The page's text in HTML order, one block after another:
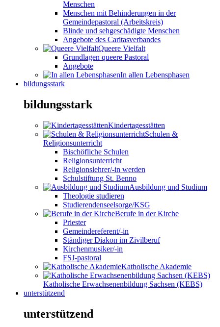
Menschen
Menschen mit Behinderungen in der
Gemeindepastoral (Arbeitskreis)
Blinde und sehgeschädigte Menschen
Angebote des Caritasverbandes
Queere Vielfalt
Grundlagen queere Pastoral
Angebote
In allen Lebensphasen
bildungsstark
bildungsstark
Kindertagesstätten
Schulen &
Religionsunterricht
Bischöfliche Schulen
Religionsunterricht
Religionslehrer/-in werden
Schulstiftung St. Benno
Ausbildung und Studium
Theologie studieren
Studierendenseelsorge/KSG
Berufe in der Kirche
Priester
Gemeindereferent/-in
Ständiger Diakon im Zivilberuf
Kirchenmusiker/-in
FSJ-pastoral
Katholische Akademie
Katholische Erwachsenenbildung Sachsen (KEBS)
unterstützend
unterstützend